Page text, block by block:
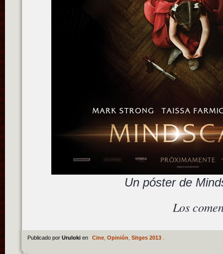
Un póster de
Los
Publicado por Uruloki en Cine, Opinión Sitges 2013.